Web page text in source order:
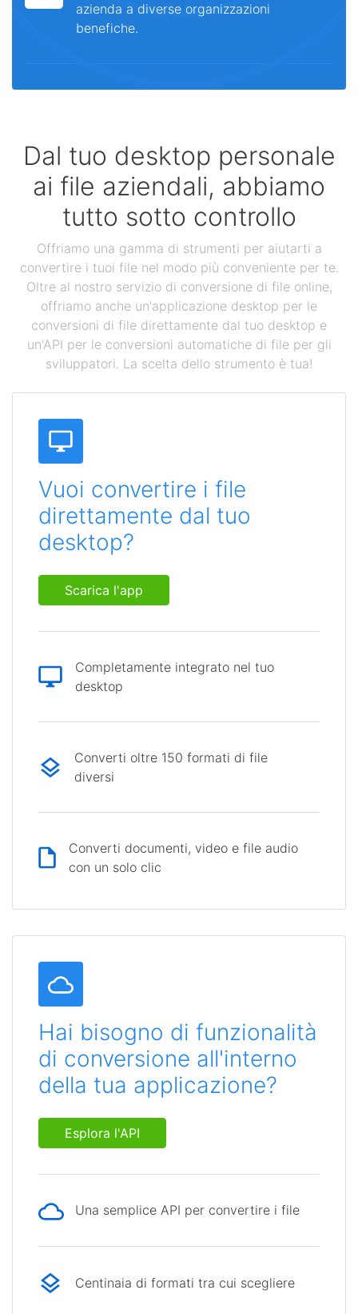
azienda a diverse organizzazioni
benefiche.
Dal tuo desktop personale
ai file aziendali, abbiamo
tutto sotto controllo
Offriamo una gamma di strumenti per aiutarti a
convertire i tuoi file nel modo più conveniente per te.
Oltre al nostro servizio di conversione di file online,
offriamo anche un'applicazione desktop per le
conversioni di file direttamente dal tuo desktop e
un'API per le conversioni automatiche di file per gli
sviluppatori. La scelta dello strumento è tua!
Vuoi convertire i file
direttamente dal tuo
desktop?
Scarica l'app
Completamente integrato nel tuo
desktop
Converti oltre 150 formati di file
diversi
Converti documenti, video e file audio
con un solo clic
Hai bisogno di funzionalità
di conversione all'interno
della tua applicazione?
Esplora l'API
Una semplice API per convertire i file
Centinaia di formati tra cui scegliere